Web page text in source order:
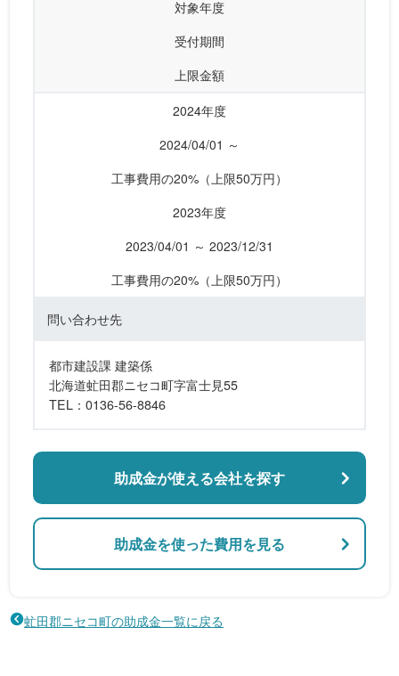
対象年度
受付期間
上限金額
2024年度
2024/04/01 ～
工事費用の20%（上限50万円）
2023年度
2023/04/01 ～ 2023/12/31
工事費用の20%（上限50万円）
問い合わせ先
都市建設課 建築係
北海道虻田郡ニセコ町字富士見55
TEL：0136-56-8846
助成金を使った費用を見る
助成金が使える会社を探す
虻田郡ニセコ町の助成金一覧に戻る